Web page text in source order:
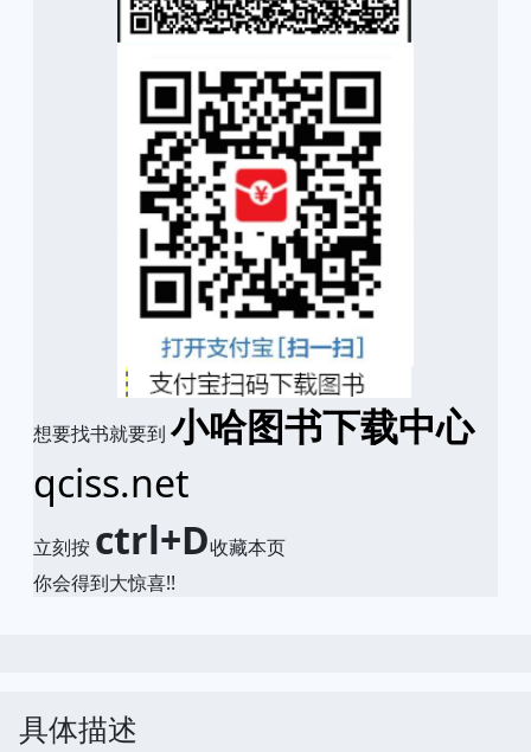
想要找书就要到 小哈图书下载中心
qciss.net
立刻按 ctrl+D收藏本页
你会得到大惊喜!!
具体描述